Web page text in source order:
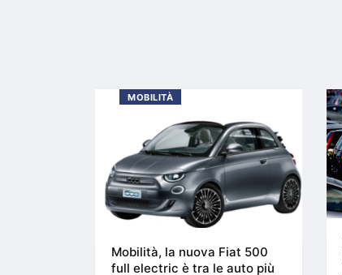
MOBILITÀ
Mobilità, la nuova Fiat 500
full electric è tra le auto più